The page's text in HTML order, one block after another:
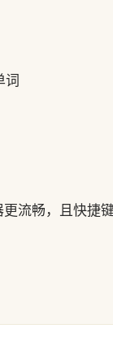
词
流畅，且快捷